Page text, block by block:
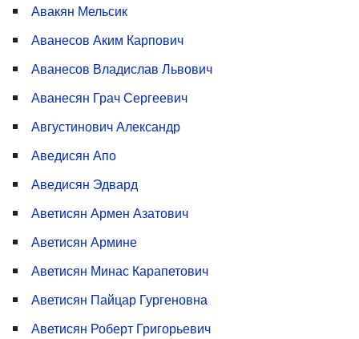
Авакян Мельсик
Аванесов Аким Карпович
Аванесов Владислав Львович
Аванесян Грач Сергеевич
Августинович Александр
Аведисян Апо
Аведисян Эдвард
Аветисян Армен Азатович
Аветисян Армине
Аветисян Минас Карапетович
Аветисян Пайцар Гургеновна
Аветисян Роберт Григорьевич